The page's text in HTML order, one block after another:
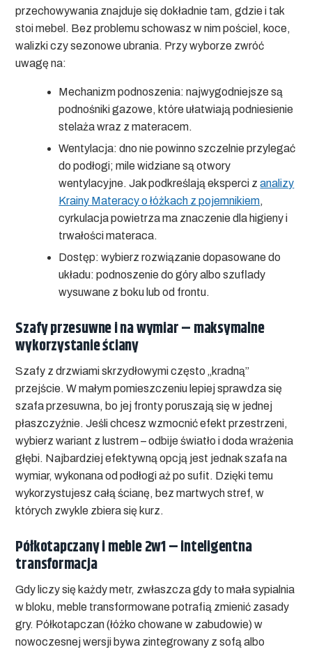
przechowywania znajduje się dokładnie tam, gdzie i tak
stoi mebel. Bez problemu schowasz w nim pościel, koce,
walizki czy sezonowe ubrania. Przy wyborze zwróć
uwagę na:
Mechanizm podnoszenia: najwygodniejsze są
podnośniki gazowe, które ułatwiają podniesienie
stelaża wraz z materacem.
Wentylacja: dno nie powinno szczelnie przylegać
do podłogi; mile widziane są otwory
wentylacyjne. Jak podkreślają eksperci zanalizy
Krainy Materacy o łóżkach z pojemnikiem,
cyrkulacja powietrza ma znaczenie dla higieny i
trwałości materaca.
Dostęp: wybierz rozwiązanie dopasowane do
układu: podnoszenie do góry albo szuflady
wysuwane z boku lub od frontu.
Szafy przesuwne i na wymiar – maksymalne
wykorzystanie ściany
Szafy z drzwiami skrzydłowymi często „kradną”
przejście. W małym pomieszczeniu lepiej sprawdza się
szafa przesuwna, bo jej fronty poruszają się w jednej
płaszczyźnie. Jeśli chcesz wzmocnić efekt przestrzeni,
wybierz wariant z lustrem – odbije światło i doda wrażenia
głębi. Najbardziej efektywną opcją jest jednak szafa na
wymiar, wykonana od podłogi aż po sufit. Dzięki temu
wykorzystujesz całą ścianę, bez martwych stref, w
których zwykle zbiera się kurz.
Półkotapczany i meble 2w1 – inteligentna
transformacja
Gdy liczy się każdy metr, zwłaszcza gdy tomała sypialnia
w bloku, meble transformowane potrafią zmienić zasady
gry. Półkotapczan (łóżko chowane w zabudowie) w
nowoczesnej wersji bywa zintegrowany z sofą albo